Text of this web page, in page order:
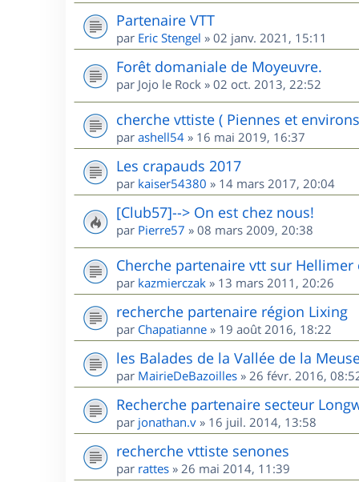
Partenaire VTT
par Eric Stengel » 02 janv. 2021, 15:11
Forêt domaniale de Moyeuvre.
par Jojo le Rock » 02 oct. 2013, 22:52
cherche vttiste ( Piennes et
par ashell54 » 16 mai 2019, 16:37
Les crapauds 2017
par kaiser54380 » 14 mars 2017, 20:04
[Club57]--> On est chez nous!
par Pierre57 » 08 mars 2009, 20:38
Cherche partenaire vtt sur Hellimer
par kazmierczak » 13 mars 2011, 20:26
recherche partenaire région Lixing
par Chapatianne » 19 août 2016, 18:22
les Balades de la Vallée de la
par MairieDeBazoilles » 26 févr. 2016,
Recherche partenaire secteur
par jonathan.v » 16 juil. 2014, 13:58
recherche vttiste senones
par rattes » 26 mai 2014, 11:39